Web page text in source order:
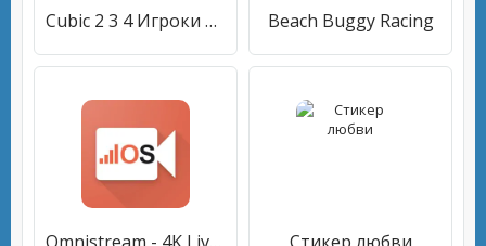
Cubic 2 3 4 Игроки Игры Beach Buggy Racing